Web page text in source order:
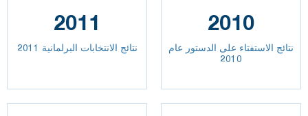
2011
نتائج الانتخابات البرلمانية 2011
2010
نتائج الاستفتاء على الدستور عام
2010